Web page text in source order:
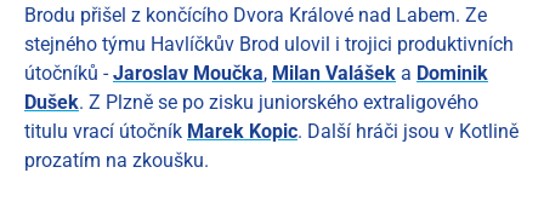
Brodu přišel z končícího Dvora Králové nad Labem. Ze
stejného týmu Havlíčkův Brod ulovil i trojici produktivních
útočníků -Jaroslav Moučka, Milan Valášek a Dominik
Dušek. Z Plzně se po zisku juniorského extraligového
titulu vrací útočník Marek Kopic. Další hráči jsou v Kotlině
prozatím na zkoušku.